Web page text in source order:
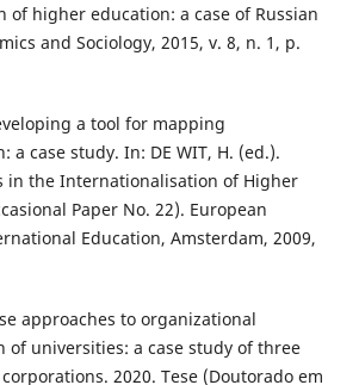
higher education: a case of Russian
and Sociology, 2015, v. 8, n. 1, p.
a tool for mapping
a case study. In: DE WIT, H. (ed.).
in the Internationalisation of Higher
Paper No. 22). European
Education, Amsterdam, 2009,
approaches to organizational
of universities: a case study of three
2020. Tese (Doutorado em